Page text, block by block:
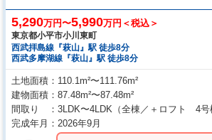
5,290万円〜5,990万円＜税込＞
東京都小平市小川東町
西武拝島線『萩山』駅 徒歩8分
西武多摩湖線『萩山』駅 徒歩8分
土地面積
110.1m²〜111.76m²
建物面積
87.48m²〜87.48m²
間取り
3LDK〜4LDK （全棟／＋ロフト 4号
完成年月
2026年9月